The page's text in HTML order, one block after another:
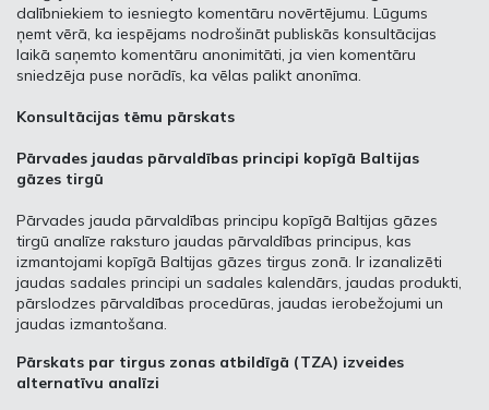
dalībniekiem to iesniegto komentāru novērtējumu. Lūgums
ņemt vērā, ka iespējams nodrošināt publiskās konsultācijas
laikā saņemto komentāru anonimitāti, ja vien komentāru
sniedzēja puse norādīs, ka vēlas palikt anonīma.
Konsultācijas tēmu pārskats
Pārvades jaudas pārvaldības principi kopīgā Baltijas
gāzes tirgū
Pārvades jauda pārvaldības principu kopīgā Baltijas gāzes
tirgū analīze raksturo jaudas pārvaldības principus, kas
izmantojami kopīgā Baltijas gāzes tirgus zonā. Ir izanalizēti
jaudas sadales principi un sadales kalendārs, jaudas produkti,
pārslodzes pārvaldības procedūras, jaudas ierobežojumi un
jaudas izmantošana.
Pārskats par tirgus zonas atbildīgā (TZA) izveides
alternatīvu analīzi